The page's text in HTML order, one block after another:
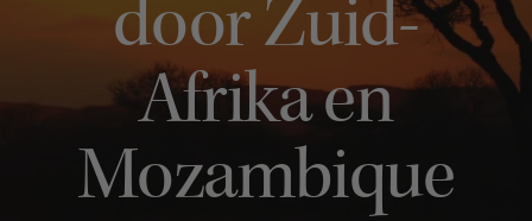
door Zuid-
Afrika en
Mozambique